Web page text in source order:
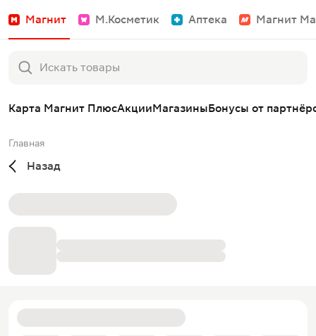
Магнит М.Косметик Аптека Магнит
Карта Магнит ПлюсАкцииМагазиныБонусы от
Главная
Назад